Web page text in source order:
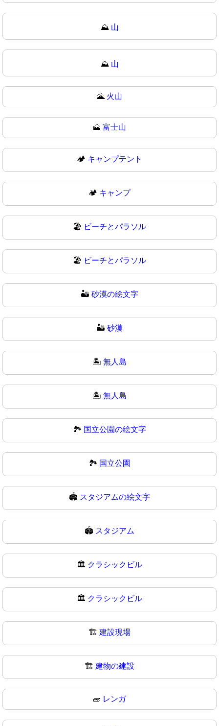
⛰️ 山
⛰ 山
🌋 火山
🗻 富士山
🏕️ キャンプテント
🏕 キャンプ
🏖️ ビーチとパラソル
🏖 ビーチとパラソル
🏜️ 砂漠の絵文字
🏜 砂漠
🏝️ 無人島
🏝 無人島
🏞️ 国立公園の絵文字
🏞 国立公園
🏟️ スタジアムの絵文字
🏟 スタジアム
🏛️ クラシックビル
🏛 クラシックビル
🏗️ 建設現場
🏗 建物の建設
🧱 レンガ